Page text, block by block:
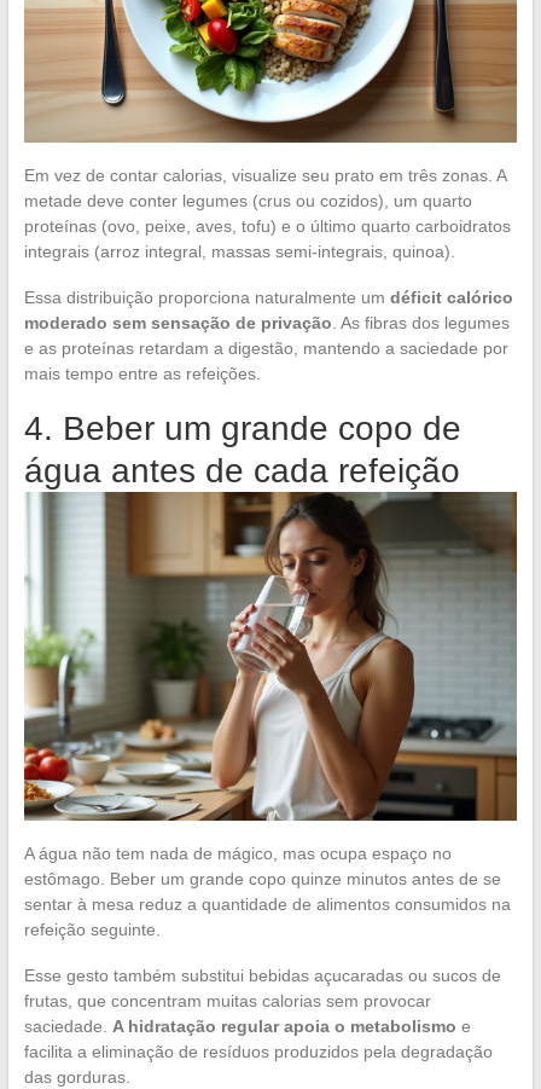
Em vez de contar calorias, visualize seu prato em três zonas. A
metade deve conter legumes (crus ou cozidos), um quarto
proteínas (ovo, peixe, aves, tofu) e o último quarto carboidratos
integrais (arroz integral, massas semi-integrais, quinoa).
Essa distribuição proporciona naturalmente um déficit calórico
moderado sem sensação de privação . As fibras dos legumes
e as proteínas retardam a digestão, mantendo a saciedade por
mais tempo entre as refeições.
4. Beber um grande copo de
água antes de cada refeição
A água não tem nada de mágico, mas ocupa espaço no
estômago. Beber um grande copo quinze minutos antes de se
sentar à mesa reduz a quantidade de alimentos consumidos na
refeição seguinte.
Esse gesto também substitui bebidas açucaradas ou sucos de
frutas, que concentram muitas calorias sem provocar
saciedade. A hidratação regular apoia o metabolismo e
facilita a eliminação de resíduos produzidos pela degradação
das gorduras.